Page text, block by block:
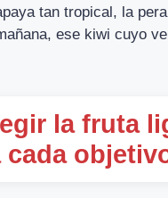
tan tropical, la
ese kiwi cuyo
la fruta
cada